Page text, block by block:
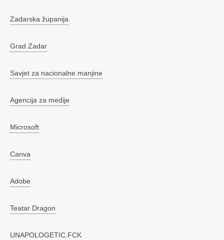
Zadarska županija
Grad Zadar
Savjet za nacionalne manjine
Agencija za medije
Microsoft
Canva
Adobe
Teatar Dragon
UNAPOLOGETIC.FCK